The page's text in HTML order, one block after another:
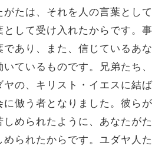
がたは、それを人の言葉として
として受け入れたからです。事
あり、また、信じているあな
ているものです。兄弟たち、
ヤの、キリスト・イエスに結ば
に倣う者となりました。彼らが
められたように、あなたがた
められたからです。ユダヤ人た